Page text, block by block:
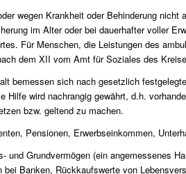
wegen Krankheit oder Behinderung
im Alter oder bei dauerhafter voller
Für Menschen, die Leistungen des
dem XII vom Amt für Soziales des
bemessen sich nach gesetzlich
Hilfe wird nachrangig gewährt, d.h.
bzw. geltend zu machen.
Pensionen, Erwerbseinkommen,
und Grundvermögen (ein angemessenes
Banken, Rückkaufswerte von